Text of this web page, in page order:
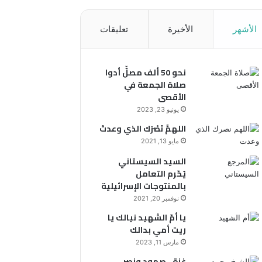
الأشهر الأخيرة تعليقات
نحو 50 ألف مصلٍّ أدوا
صلاة الجمعة في
الأقصى
يونيو 23, 2023
اللهمَّ نَصْرَك الذي وعدتَ
مايو 13, 2021
السيد السيستاني
يُحّرم التعامل
بالمنتوجات الإسرائيلية
نوفمبر 20, 2021
يا أمّ الشهيد نيالك يا
ريت أمي بدالك
مارس 11, 2023